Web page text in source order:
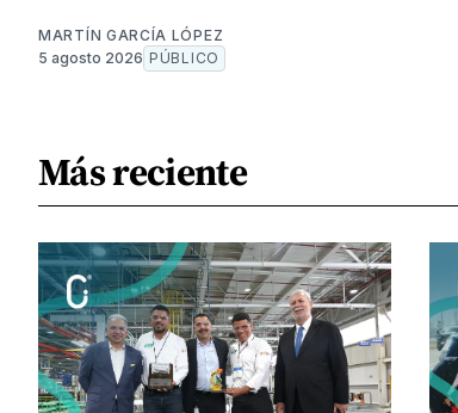
MARTÍN GARCÍA LÓPEZ
5 agosto 2026 PÚBLICO
Más reciente